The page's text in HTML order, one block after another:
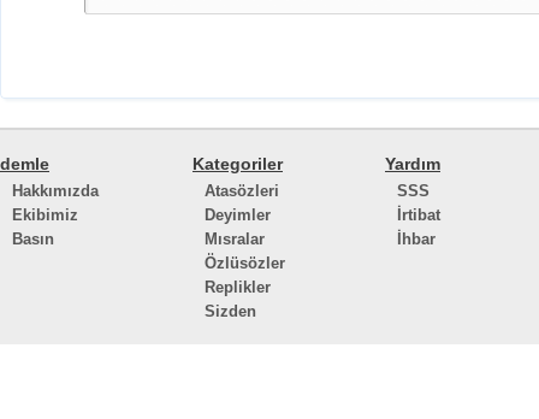
demle
Hakkımızda
Ekibimiz
Basın
Kategoriler
Atasözleri
Deyimler
Mısralar
Özlüsözler
Replikler
Sizden
Yardım
SSS
İrtibat
İhbar